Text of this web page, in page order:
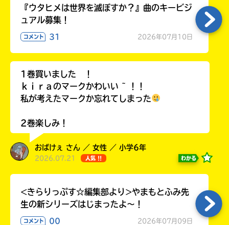
『ウタヒメは世界を滅ぼすか？』曲のキービジ
ュアル募集！
コメント 31 2026年07月10日
1巻買いました ！
ｋｉｒａのマークかわいい ~ ！！
私が考えたマークか忘れてしまった
2巻楽しみ！
おばけぇ さん ／ 女性 ／ 小学6年
2026.07.21 人気 !! わかる
<きらりっぷす☆編集部より>やまもとふみ先
生の新シリーズはじまったよ～！
コメント 00 2026年07月09日
え
う
て
み
て
る